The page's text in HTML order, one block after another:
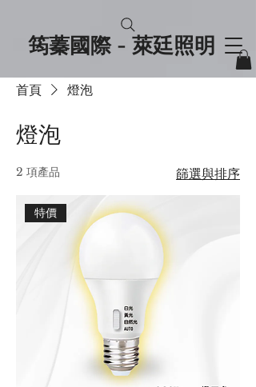
筠蓁國際 - 萊廷照明
首頁 燈泡
燈泡
2 項產品 篩選與排序
特價